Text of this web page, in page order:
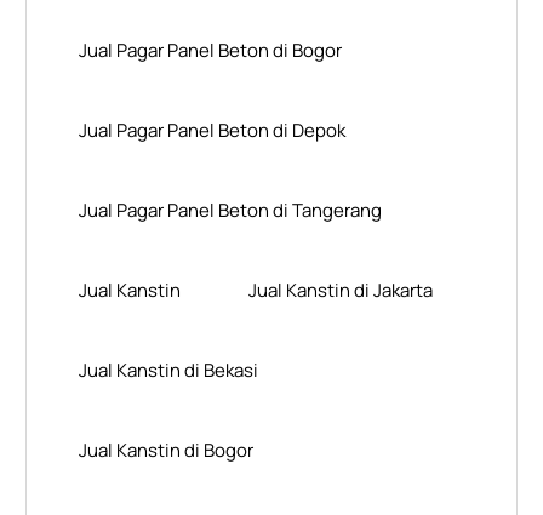
Jual Pagar Panel Beton di Bogor
Jual Pagar Panel Beton di Depok
Jual Pagar Panel Beton di Tangerang
Jual Kanstin Jual Kanstin di Jakarta
Jual Kanstin di Bekasi
Jual Kanstin di Bogor